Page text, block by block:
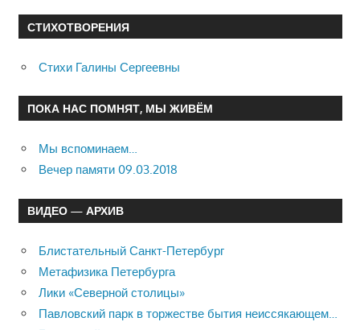
СТИХОТВОРЕНИЯ
Стихи Галины Сергеевны
ПОКА НАС ПОМНЯТ, МЫ ЖИВЁМ
Мы вспоминаем…
Вечер памяти 09.03.2018
ВИДЕО — АРХИВ
Блистательный Санкт-Петербург
Метафизика Петербурга
Лики «Северной столицы»
Павловский парк в торжестве бытия неиссякающем…